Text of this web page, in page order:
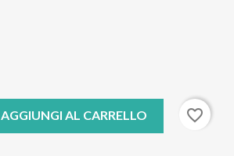
AGGIUNGI AL CARRELLO favorite_border